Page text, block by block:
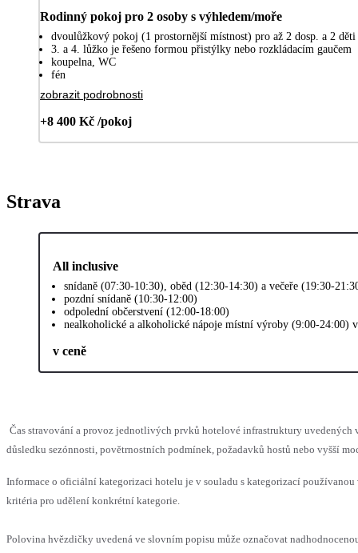
Rodinný pokoj pro 2 osoby s výhledem/moře
dvoulůžkový pokoj (1 prostornější místnost) pro až 2 dosp. a 2 děti
3. a 4. lůžko je řešeno formou přistýlky nebo rozkládacím gaučem
koupelna, WC
fén
zobrazit podrobnosti
+8 400 Kč /pokoj
Strava
All inclusive
snídaně (07:30-10:30), oběd (12:30-14:30) a večeře (19:30-
pozdní snídaně (10:30-12:00)
odpolední občerstvení (12:00-18:00)
nealkoholické a alkoholické nápoje místní výroby (9:00-24:00) v
v ceně
Čas stravování a provoz jednotlivých prvků hotelové infrastruktury uvedených
důsledku sezónnosti, povětrnostních podmínek, požadavků hostů nebo vyšší
Informace o oficiální kategorizaci hotelu je v souladu s kategorizací
kritéria pro udělení konkrétní kategorie.
Polovina hvězdičky uvedená ve slovním popisu může označovat